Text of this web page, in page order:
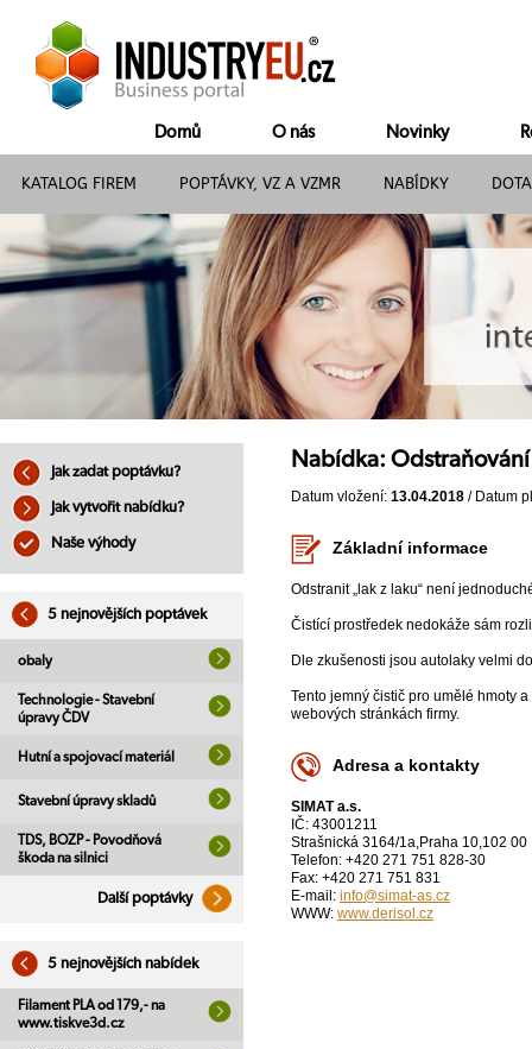
Domů O nás Novinky
KATALOG FIREM POPTÁVKY, VZ A VZMR NABÍDKY
Jak zadat poptávku?
Jak vytvořit nabídku?
Naše výhody
5 nejnovějších poptávek
obaly
Technologie - Stavební
úpravy ČDV
Hutní a spojovací materiál
Stavební úpravy skladů
TDS, BOZP - Povodňová
škoda na silnici
Další poptávky
5 nejnovějších nabídek
Filament PLA od 179,- na
www.tiskve3d.cz
Nabídka:
Datum vložení: 13.04.2018 / Datum
Základní informace
Odstranit „lak z laku“ není
Čistící prostředek nedokáže sám
Dle zkušenosti jsou autolaky velmi
Tento jemný čistič pro umělé hmoty
webových stránkách firmy.
Adresa a kontakty
SIMAT a.s.
IČ: 43001211
Strašnická 3164/1a,Praha 10,102 00
Telefon: +420 271 751 828-30
Fax: +420 271 751 831
E-mail: info@simat-as.cz
WWW: www.derisol.cz